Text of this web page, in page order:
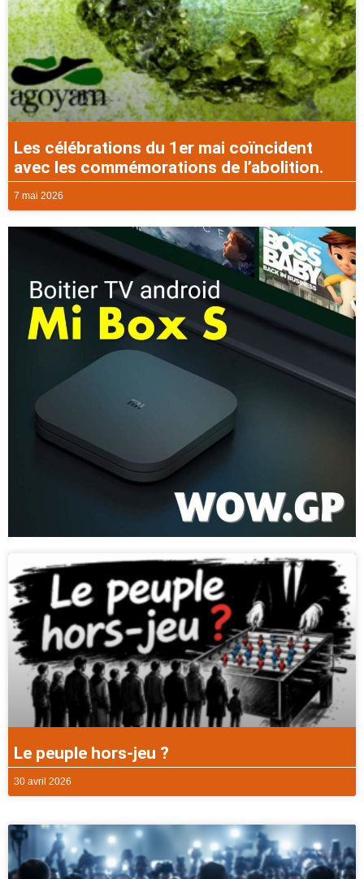
Les célébrations du 1er mai coïncident
avec les commémorations de l’abolition.
7 mai 2026
Le peuple hors-jeu ?
30 avril 2026